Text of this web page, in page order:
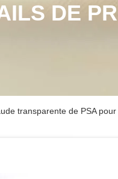
DE
transparente de PSA